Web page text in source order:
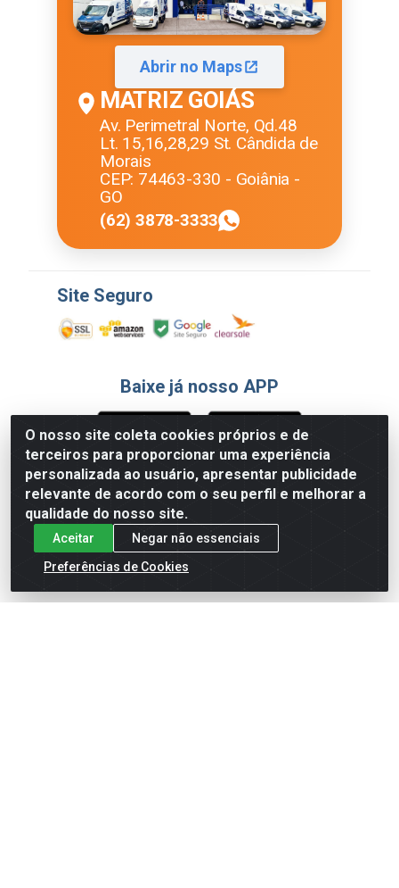
O nosso site coleta cookies próprios e de
terceiros para proporcionar uma experiência
personalizada ao usuário, apresentar publicidade
relevante de acordo com o seu perfil e melhorar a
qualidade do nosso site.
Aceitar
Negar não essenciais
Preferências de Cookies
Abrir no Maps
MATRIZ GOIÁS
Av. Perimetral Norte, Qd.48
Lt. 15,16,28,29 St. Cândida de
Morais
CEP: 74463-330 - Goiânia -
GO
(62) 3878-3333
Site Seguro
Baixe já nosso APP
Formas de Pagamento